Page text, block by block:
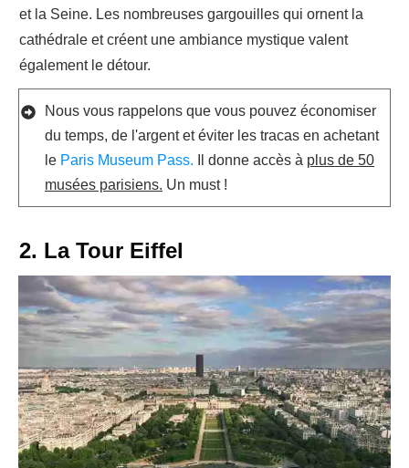
et la Seine. Les nombreuses gargouilles qui ornent la
cathédrale et créent une ambiance mystique valent
également le détour.
Nous vous rappelons que vous pouvez économiser
du temps, de l'argent et éviter les tracas en achetant
le Paris Museum Pass. Il donne accès à plus de 50
musées parisiens. Un must !
2. La Tour Eiffel